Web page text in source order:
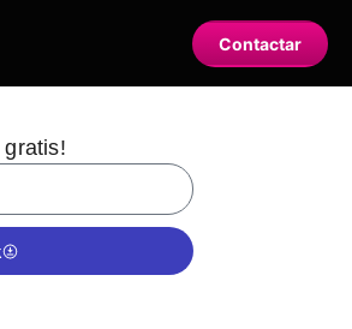
Contactar
gratis!